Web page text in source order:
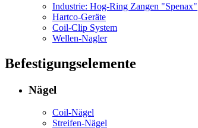
Industrie: Hog-Ring Zangen "Spenax"
Hartco-Geräte
Coil-Clip System
Wellen-Nagler
Befestigungselemente
Nägel
Coil-Nägel
Streifen-Nägel